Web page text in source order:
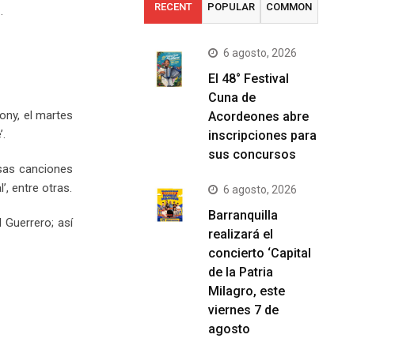
el martes
canciones
entre otras.
así
RECENT POPULAR COMMON
6 agosto, 2026
El 48° Festival
Cuna de
Acordeones abre
inscripciones para
sus concursos
6 agosto, 2026
Barranquilla
realizará el
concierto ‘Capital
de la Patria
Milagro, este
viernes 7 de
agosto